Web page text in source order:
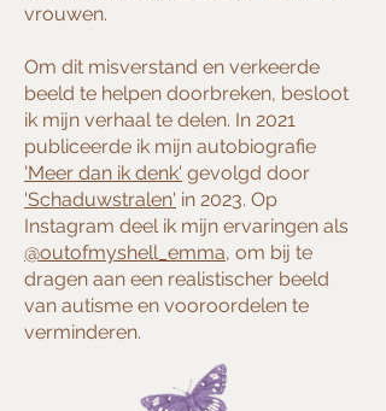
vrouwen.
Om dit misverstand en verkeerde
beeld te helpen doorbreken, besloot
ik mijn verhaal te delen. In 2021
publiceerde ik mijn autobiografie
'Meer dan ik denk' gevolgd door
'Schaduwstralen' in 2023. Op
Instagram deel ik mijn ervaringen als
@outofmyshell_emma, om bij te
dragen aan een realistischer beeld
van autisme en vooroordelen te
verminderen.